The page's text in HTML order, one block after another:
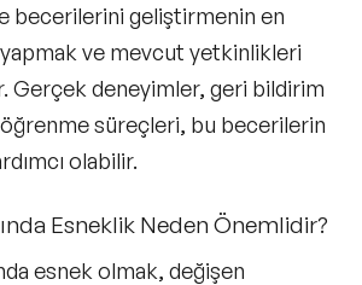
becerilerini geliştirmenin en
ve mevcut yetkinlikleri
Gerçek deneyimler, geri bildirim
süreçleri, bu becerilerin
olabilir.
Esneklik Neden Önemlidir?
esnek olmak, değişen